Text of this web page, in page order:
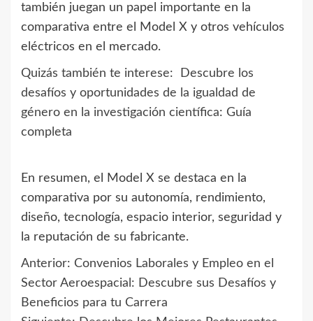
también juegan un papel importante en la
comparativa entre el Model X y otros vehículos
eléctricos en el mercado.
Quizás también te interese:
Descubre los
desafíos y oportunidades de la igualdad de
género en la investigación científica: Guía
completa
En resumen, el Model X se destaca en la
comparativa por su autonomía, rendimiento,
diseño, tecnología, espacio interior, seguridad y
la reputación de su fabricante.
Navegación
de
Anterior: Convenios Laborales y Empleo en el
Sector Aeroespacial: Descubre sus Desafíos y
Beneficios para tu Carrera